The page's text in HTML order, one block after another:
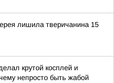
лишила тверичанина 15
крутой косплей и
непросто быть жабой